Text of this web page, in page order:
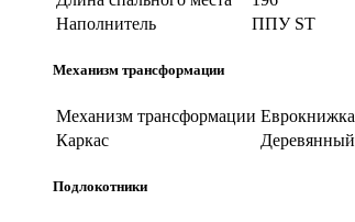
Наполнитель
ППУ ST
Механизм трансформации
Механизм трансформации Еврокнижка
Каркас
Деревянный
Подлокотники